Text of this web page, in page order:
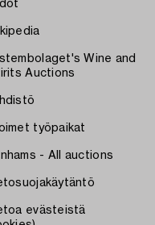
Wine and
Auctions
työpaikat
- All auctions
evästeistä